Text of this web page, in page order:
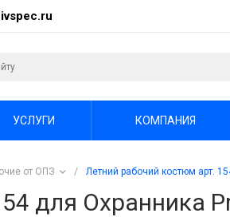
УСЛУГИ КОМПАНИЯ
от ОПЗ / Летний рабочий костюм арт.
для Охранника